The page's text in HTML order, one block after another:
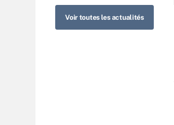
Voir toutes les actualités